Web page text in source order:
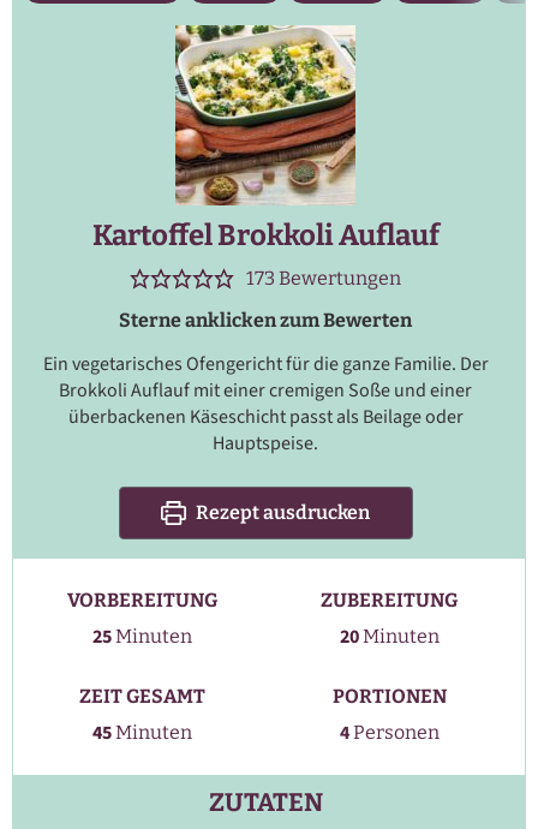
Kartoffel Brokkoli Auflauf
173 Bewertungen
Sterne anklicken zum Bewerten
Ein vegetarisches Ofengericht für die ganze Familie. Der
Brokkoli Auflauf mit einer cremigen Soße und einer
überbackenen Käseschicht passt als Beilage oder
Hauptspeise.
Rezept ausdrucken
VORBEREITUNG
25Minuten
Minuten
ZUBEREITUNG
20Minuten
Minuten
ZEIT GESAMT
45Minuten
Minuten
PORTIONEN
4Personen
ZUTATEN